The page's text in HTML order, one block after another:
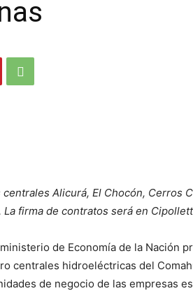
Alicurá, El Chocón, Cerros
La firma de contratos será en
ministerio de Economía de la Nación
centrales hidroeléctricas del
de negocio de las empresas